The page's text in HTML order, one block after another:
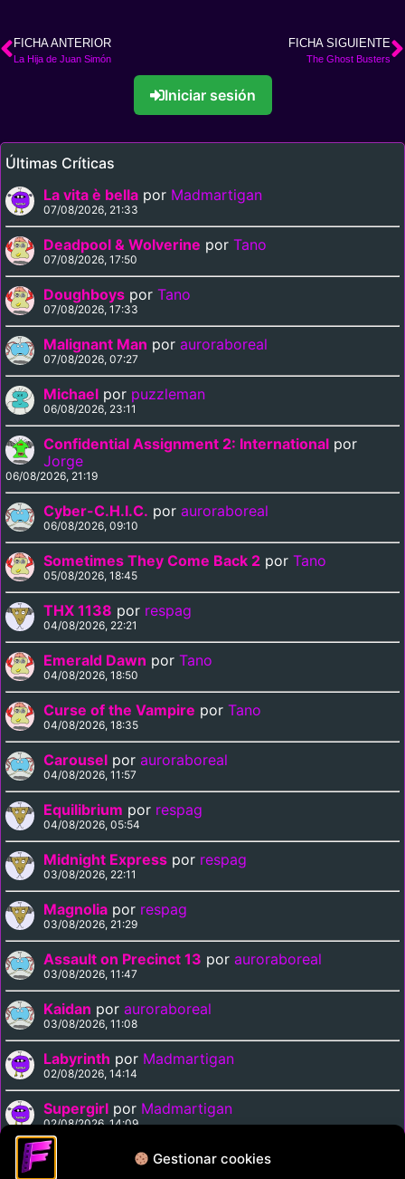
Gestionar cookies
FICHA ANTERIOR
La Hija de Juan Simón
FICHA SIGUIENTE
The Ghost Busters
Iniciar sesión
Últimas Críticas
La vita è bella por Madmartigan
07/08/2026, 21:33
Deadpool & Wolverine por Tano
07/08/2026, 17:50
Doughboys por Tano
07/08/2026, 17:33
Malignant Man por auroraboreal
07/08/2026, 07:27
Michael por puzzleman
06/08/2026, 23:11
Confidential Assignment 2: International por
Jorge
06/08/2026, 21:19
Cyber-C.H.I.C. por auroraboreal
06/08/2026, 09:10
Sometimes They Come Back 2 por Tano
05/08/2026, 18:45
THX 1138 por respag
04/08/2026, 22:21
Emerald Dawn por Tano
04/08/2026, 18:50
Curse of the Vampire por Tano
04/08/2026, 18:35
Carousel por auroraboreal
04/08/2026, 11:57
Equilibrium por respag
04/08/2026, 05:54
Midnight Express por respag
03/08/2026, 22:11
Magnolia por respag
03/08/2026, 21:29
Assault on Precinct 13 por auroraboreal
03/08/2026, 11:47
Kaidan por auroraboreal
03/08/2026, 11:08
Labyrinth por Madmartigan
02/08/2026, 14:14
Supergirl por Madmartigan
02/08/2026, 14:09
Cinema ParadisoporMadmartigan